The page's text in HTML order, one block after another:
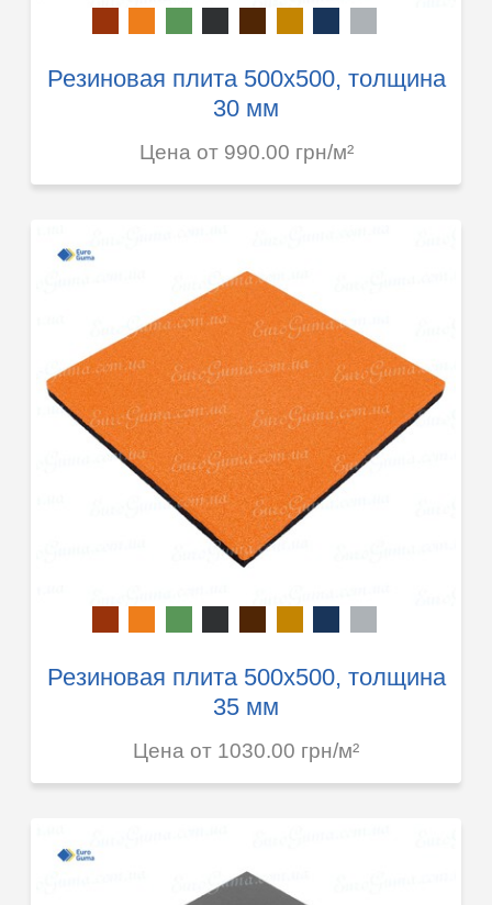
Резиновая плита 500х500, толщина
30 мм
Цена от 990.00 грн/м²
Резиновая плита 500х500, толщина
35 мм
Цена от 1030.00 грн/м²